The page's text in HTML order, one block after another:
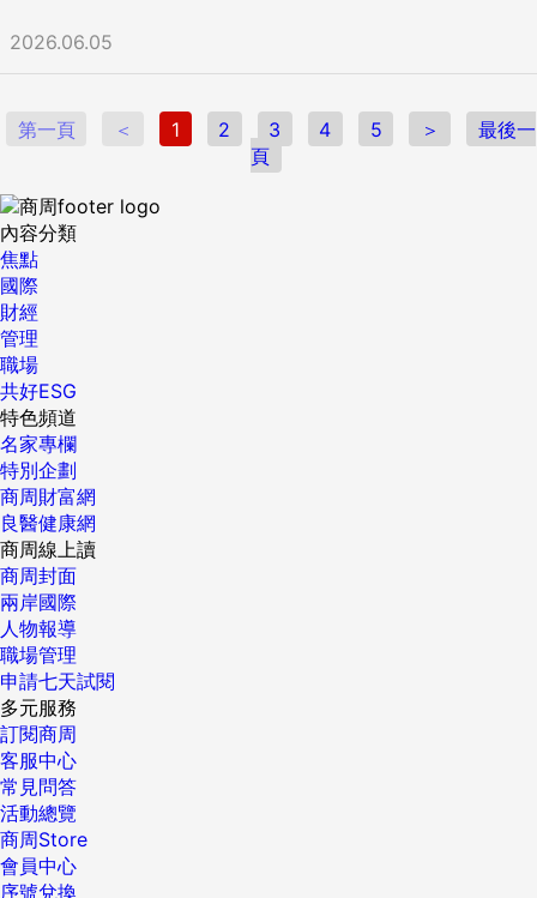
2026.06.05
第一頁 ＜ 1 2 3 4 5 ＞
最後一
頁
內容分類
焦點
國際
財經
管理
職場
共好ESG
特色頻道
名家專欄
特別企劃
商周財富網
良醫健康網
商周線上讀
商周封面
兩岸國際
人物報導
職場管理
申請七天試閱
多元服務
訂閱商周
客服中心
常見問答
活動總覽
商周Store
會員中心
序號兌換